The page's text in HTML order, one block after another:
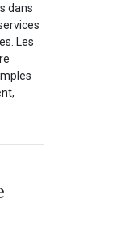
dans
Les